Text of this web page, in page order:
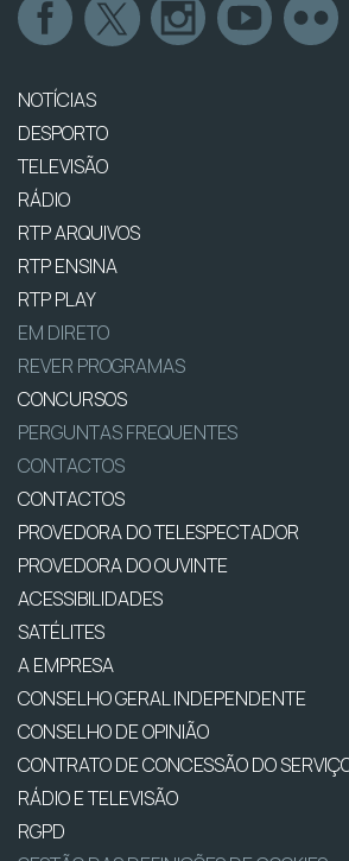
NOTÍCIAS
DESPORTO
TELEVISÃO
RÁDIO
RTP ARQUIVOS
RTP ENSINA
RTP PLAY
EM DIRETO
REVER PROGRAMAS
CONCURSOS
PERGUNTAS FREQUENTES
CONTACTOS
CONTACTOS
PROVEDORA DO TELESPECTADOR
PROVEDORA DO OUVINTE
ACESSIBILIDADES
SATÉLITES
A EMPRESA
CONSELHO GERAL INDEPENDENTE
CONSELHO DE OPINIÃO
CONTRATO DE CONCESSÃO DO
RÁDIO E TELEVISÃO
RGPD